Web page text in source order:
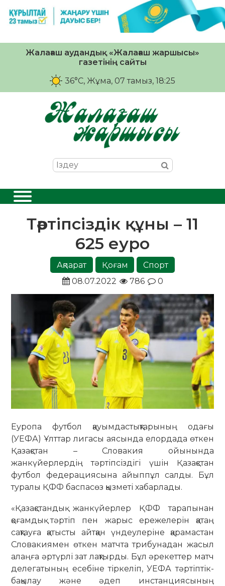
Жалағаш аудандық «Жалағаш жаршысы»
газетінің сайты
36°C, Жұма, 07 тамыз, 18:25
Тәртіпсіздік құны – 11
625 еуро
Ақпарат Қоғам
Спорт
08.07.2022
786 0
Еуропа футбол қауымдастықтарының одағы
(УЕФА) Ұлттар лигасы аясында елордада өткен
Қазақстан – Словакия ойынында
жанкүйерлердің тәртіпсіздігі үшін Қазақстан
футбол федерациясына айыппұл салды. Бұл
туралы ҚФФ баспасөз қызметі хабарлады.
«Қазақстандық жанкүйерлер ҚФФ тарапынан
қоғамдық тәртіп пен жарыс ережелерін қатаң
сақтауға қатысты айтқан үндеулеріне қарамастан
Словакиямен өткен матчта трибунадан жасыл
алаңға әртүрлі зат лақтырды. Бұл әрекеттер матч
делегатының есебіне тіркеліп, УЕФА тәртіптік-
бақылау және әдеп инстанциясының